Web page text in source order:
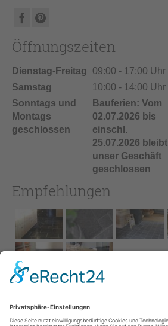
Öffnungszeiten
Dienstag-Freitag
09:00 - 17:00 Uhr
Samstag
10:00 - 14:00 Uhr
Sonntags und
Montags
geschlossen
Bauferien: Vom
02.07.2026 bis
einschl.
25.07.2026 bleibt
unser Geschäft
geschlossen
Empfehlungen
Impressum